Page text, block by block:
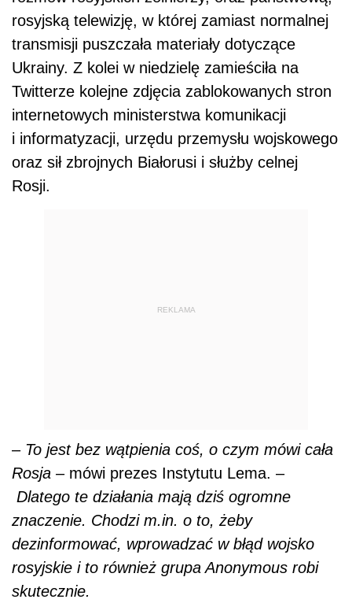
rosyjską telewizję, w której zamiast normalnej
transmisji puszczała materiały dotyczące
Ukrainy. Z kolei w niedzielę zamieściła na
Twitterze kolejne zdjęcia zablokowanych stron
internetowych ministerstwa komunikacji
i informatyzacji, urzędu przemysłu wojskowego
oraz sił zbrojnych Białorusi i służby celnej
Rosji.
REKLAMA
– To jest bez wątpienia coś, o czym mówi cała
Rosja – mówi prezes Instytutu Lema. –
Dlatego te działania mają dziś ogromne
znaczenie. Chodzi m.in. o to, żeby
dezinformować, wprowadzać w błąd wojsko
rosyjskie i to również grupa Anonymous robi
skutecznie.